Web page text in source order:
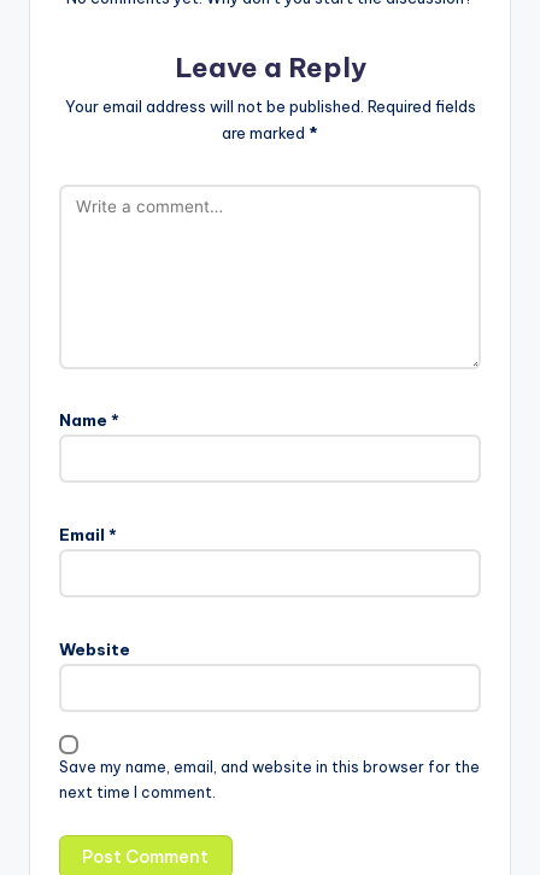
Leave a Reply
Your email address will not be published. Required fields
are marked *
Name *
Email *
Website
Save my name, email, and website in this browser for the
next time I comment.